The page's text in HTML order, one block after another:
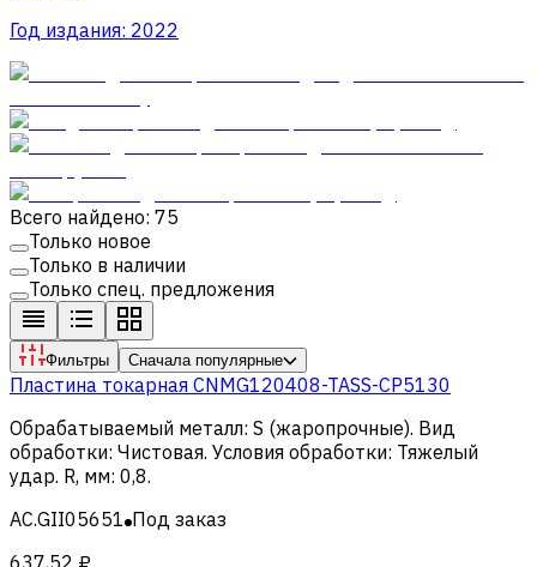
Год издания: 2022
Всего найдено: 75
Только новое
Только в наличии
Только спец. предложения
Фильтры Сначала популярные
Пластина токарная CNMG120408-TASS-CP5130
Обрабатываемый металл: S (жаропрочные). Вид
обработки: Чистовая. Условия обработки: Тяжелый
удар. R, мм: 0,8.
AC.GII05651 Под заказ
637,52 ₽